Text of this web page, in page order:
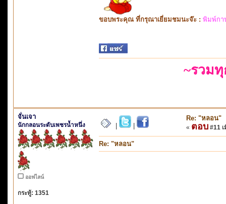
ขอบพระคุณ ที่กรุณาเยี่ยมชมนะจ๊ะ : พิมพ์กา
~รวม
จั่นเจา
นักกลอนระดับเพชรน้ำหนึ่ง
ออฟไลน์
กระทู้: 1351
Re: "หลอน"
« ตอบ #11
Re: "หลอน"